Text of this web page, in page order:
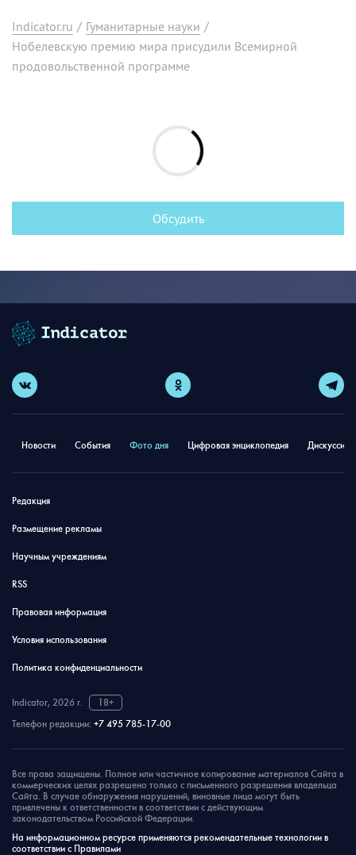
Indicator.ru / Гуманитарные науки /
Нобелевскую премию мира присудили Всемирной
продовольственной программе
Обсудить
Новости События Фото дня Цифровая энциклопедия
Редакция
Размещение рекламы
Научным учреждениям
RSS
Правовая информация
Условия использования
Политика конфиденциальности
Indicator, 2026 г.
18+
Телефон редакции: +7 495 785-17-00
Все права защищены. Полное или частичное копирование материалов Сайта в
коммерческих целях разрешено только с письменного разрешения владельца
Сайта. В случае обнаружения нарушений, виновные лица могут быть
привлечены к ответственности в соответствии с действующим
законодательством Российской Федерации.
На информационном ресурсе применяются рекомендательные технологии в
соответствии с Правилами